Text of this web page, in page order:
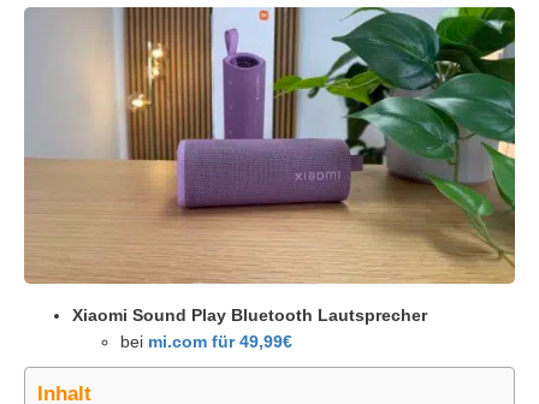
Xiaomi Sound Play Bluetooth Lautsprecher
bei mi.com für 49,99€
Inhalt